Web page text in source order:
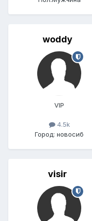
woddy
VIP
4.5k
Город: новосиб
visir